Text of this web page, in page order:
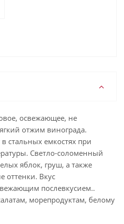
освежающее, не
отжим винограда.
стальных емкостях при
Светло-соломенный
яблок, груш, а также
оттенки. Вкус
послевкусием..
морепродуктам, белому